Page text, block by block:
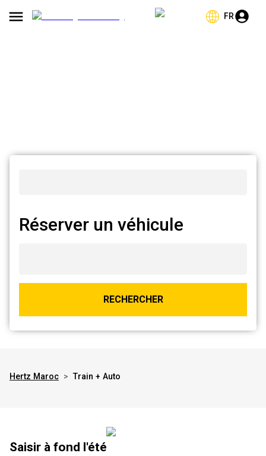
FR
Réserver un véhicule
RECHERCHER
Hertz Maroc > Train + Auto
Saisir à fond l'été